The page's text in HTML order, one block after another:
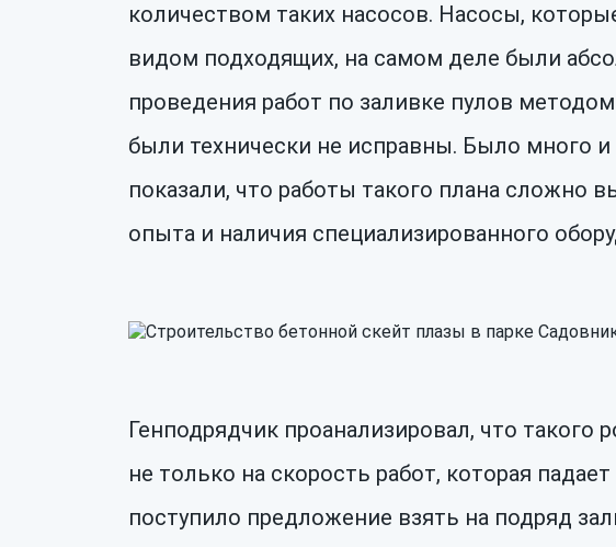
количеством таких насосов. Насосы,
видом подходящих, на самом деле были
проведения работ по заливке пулов
были технически не исправны. Было много
показали, что работы такого плана сложно
опыта и наличия специализированного
Генподрядчик проанализировал, что
не только на скорость работ, которая
поступило предложение взять на подряд